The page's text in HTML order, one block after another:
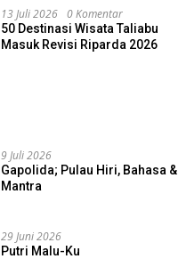
13 Juli 2026 0 Komentar
50 Destinasi Wisata Taliabu
Masuk Revisi Riparda 2026
9 Juli 2026
Gapolida; Pulau Hiri, Bahasa &
Mantra
29 Juni 2026
Putri Malu-Ku